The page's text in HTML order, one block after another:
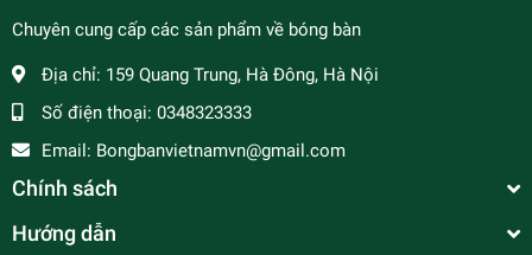
Chuyên cung cấp các sản phẩm về bóng bàn
Địa chỉ: 159 Quang Trung, Hà Đông, Hà Nội
Số điện thoại: 0348323333
Email: Bongbanvietnamvn@gmail.com
Chính sách
Hướng dẫn